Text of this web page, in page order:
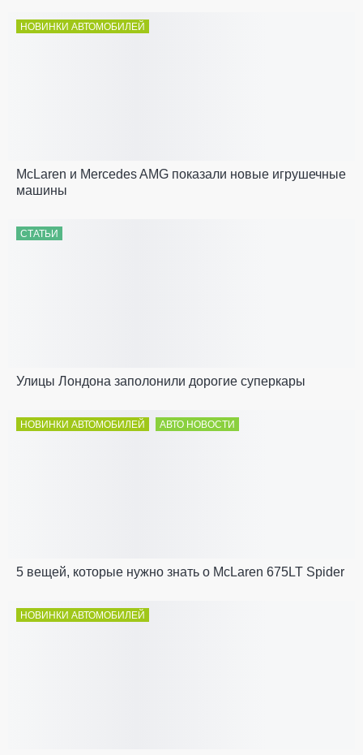
НОВИНКИ АВТОМОБИЛЕЙ
McLaren и Mercedes AMG показали новые игрушечные
машины
СТАТЬИ
Улицы Лондона заполонили дорогие суперкары
НОВИНКИ АВТОМОБИЛЕЙ АВТО НОВОСТИ
5 вещей, которые нужно знать о McLaren 675LT Spider
НОВИНКИ АВТОМОБИЛЕЙ